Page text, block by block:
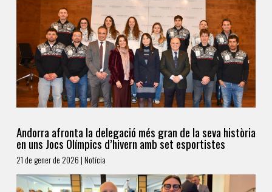
Andorra afronta la delegació més gran de la seva història
en uns Jocs Olímpics d’hivern amb set esportistes
21 de gener de 2026 | Notícia